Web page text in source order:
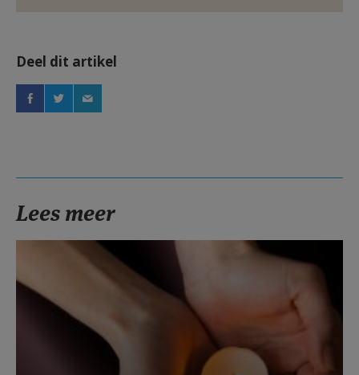
Deel dit artikel
Lees meer